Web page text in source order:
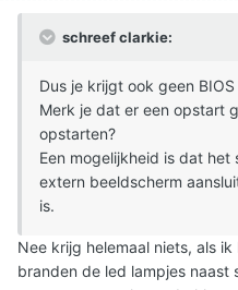
schreef clarkie:
Dus je krijgt ook geen
Merk je dat er een opstart
opstarten?
Een mogelijkheid is dat het
extern beeldscherm
is.
Nee krijg helemaal niets, als
branden de led lampjes naast